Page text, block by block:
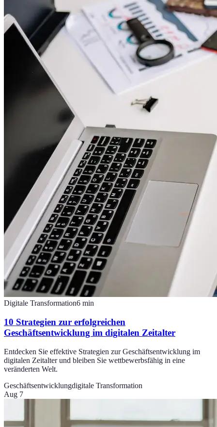
Digitale Transformation6 min
10 Strategien zur erfolgreichen
Geschäftsentwicklung im digitalen Zeitalter
Entdecken Sie effektive Strategien zur Geschäftsentwicklung im
digitalen Zeitalter und bleiben Sie wettbewerbsfähig in eine
veränderten Welt.
Geschäftsentwicklungdigitale Transformation
Aug 7